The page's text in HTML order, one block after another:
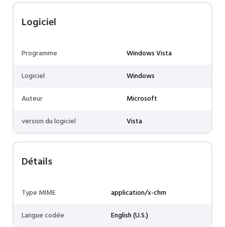
Logiciel
Programme
Windows Vista
Logiciel
Windows
Auteur
Microsoft
version du logiciel
Vista
Détails
Type MIME
application/x-chm
Langue codée
English (U.S.)